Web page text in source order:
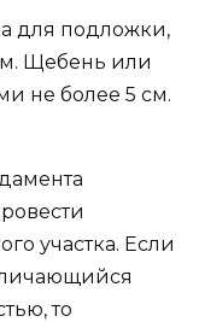
для подложки,
Щебень или
не более 5 см.
участка. Если
то